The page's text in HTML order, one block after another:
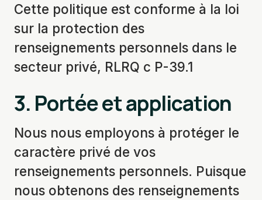
Cette politique est conforme à la loi
sur la protection des
renseignements personnels dans le
secteur privé, RLRQ c P-39.1
3. Portée et application
Nous nous employons à protéger le
caractère privé de vos
renseignements personnels. Puisque
nous obtenons des renseignements